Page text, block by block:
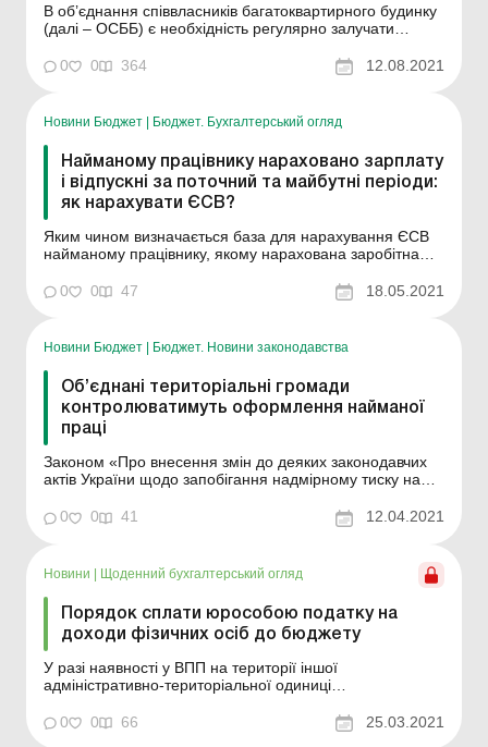
В об’єднання співвласників багатоквартирного будинку
(далі – ОСББ) є необхідність регулярно залучати
(наприклад, для косіння трави на прибудинковій
території). Як правильно слід оформляти відносини з
0 0 364 12.08.2021
Новини Бюджет Бюджет. Бухгалтерський огляд
Найманому працівнику нараховано зарплату
і відпускні за поточний та майбутні періоди:
як нарахувати ЄСВ?
Яким чином визначається база для нарахування ЄСВ
найманому працівнику, якому нарахована заробітна
Відповідно до частини п’ятої ст. 8 Закону України від 08
липня 2010 року № 2464-VI «Про збір та облік єдиного
0 0 47 18.05.2021
Новини Бюджет Бюджет. Новини законодавства
Об’єднані територіальні громади
контролюватимуть оформлення найманої
праці
Законом «Про внесення змін до деяких законодавчих
актів України щодо запобігання надмірному тиску на
ухвалений парламентом 4 березня 2021 року,
дозволено органам місцевого самоврядування
0 0 41 12.04.2021
Новини | Щоденний бухгалтерський огляд
Порядок сплати юрособою податку на
доходи фізичних осіб до бюджету
У разі наявності у ВПП на території іншої
адміністративно-територіальної одиниці
особи, то такий платник зобов’язаний стати за
неосновним місцем обліку у відповідному ГУ ДПС та
0 0 66 25.03.2021